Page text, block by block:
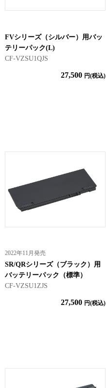
FVシリーズ（シルバー）用バッ
テリーパック(L)
CF-VZSU1QJS
27,500 円(税込)
2022年11月発売
SR/QRシリーズ（ブラック）用
バッテリーパック（標準）
CF-VZSU1ZJS
27,500 円(税込)